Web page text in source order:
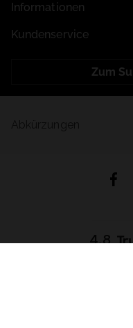
Informationen
Kundenservice
Zum
4.8